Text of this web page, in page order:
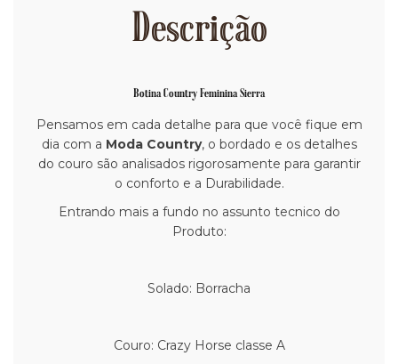
Descrição
Botina Country Feminina Sierra
Pensamos em cada detalhe para que você fique em
dia com a Moda Country, o bordado e os detalhes
do couro são analisados rigorosamente para garantir
o conforto e a Durabilidade.
Entrando mais a fundo no assunto tecnico do
Produto:
Solado: Borracha
Couro: Crazy Horse classe A